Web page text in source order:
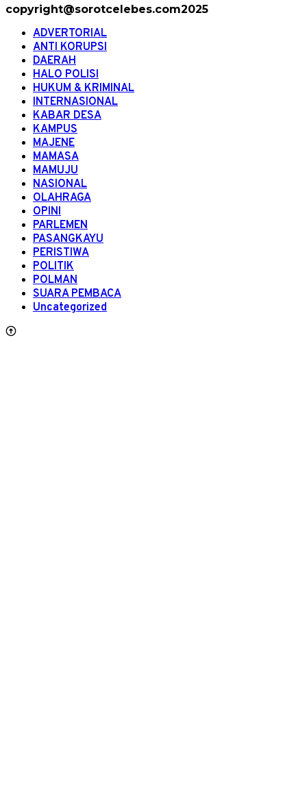
copyright@sorotcelebes.com2025
ADVERTORIAL
ANTI KORUPSI
DAERAH
HALO POLISI
HUKUM & KRIMINAL
INTERNASIONAL
KABAR DESA
KAMPUS
MAJENE
MAMASA
MAMUJU
NASIONAL
OLAHRAGA
OPINI
PARLEMEN
PASANGKAYU
PERISTIWA
POLITIK
POLMAN
SUARA PEMBACA
Uncategorized